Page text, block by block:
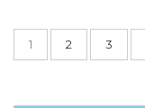
1 2 3